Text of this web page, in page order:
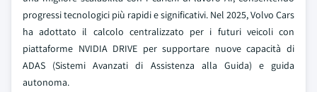
progressi tecnologici più rapidi e significativi. Nel 2025, Volvo Cars
ha adottato il calcolo centralizzato per i futuri veicoli con
piattaforme NVIDIA DRIVE per supportare nuove capacità di
ADAS (Sistemi Avanzati di Assistenza alla Guida) e guida
autonoma.